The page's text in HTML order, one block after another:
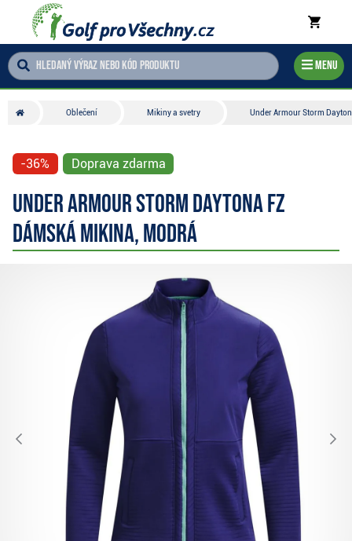
Menu
Oblečení Mikiny a svetry Under Armour Storm
-36% Doprava zdarma
Under Armour Storm Daytona FZ
dámská mikina, modrá